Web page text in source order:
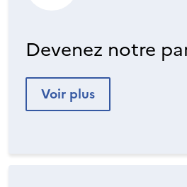
Devenez notre
Voir plus